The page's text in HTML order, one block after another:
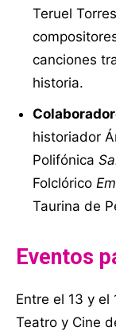
Teruel
canciones
historia.
historiador
Polifónica
Folclórico
Taurina de
Eventos
Entre el 13 y el
Teatro y Cine